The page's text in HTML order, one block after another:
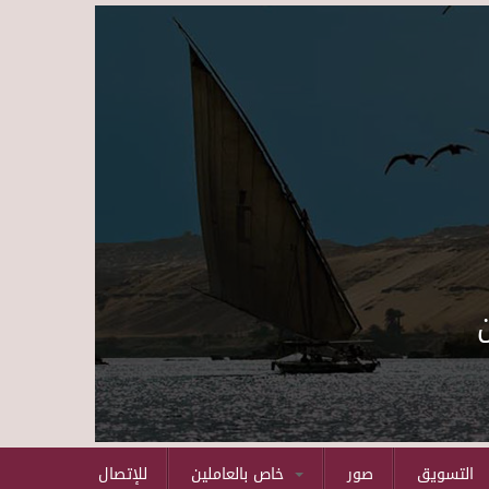
Skip to main content
للإتصال صور التسويق